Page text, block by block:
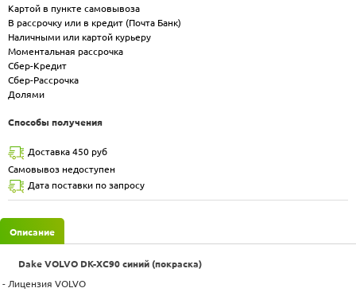
Картой в пункте самовывоза
В рассрочку или в кредит (Почта Банк)
Наличными или картой курьеру
Моментальная рассрочка
Сбер-Кредит
Сбер-Рассрочка
Долями
Способы получения
Доставка 450 руб
Самовывоз недоступен
Дата поставки по запросу
Описание
Dake VOLVO DK-XC90 синий (покраска)
- Лицензия VOLVO